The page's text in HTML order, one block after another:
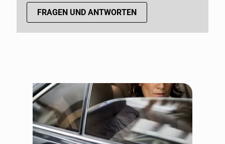
FRAGEN UND ANTWORTEN